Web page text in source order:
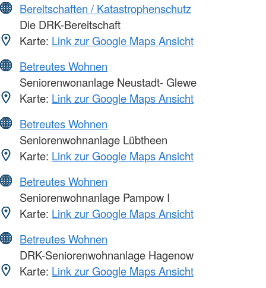
Bereitschaften / Katastrophenschutz
Die DRK-Bereitschaft
Karte: Link zur Google Maps Ansicht
Betreutes Wohnen
Seniorenwonanlage Neustadt- Glewe
Karte: Link zur Google Maps Ansicht
Betreutes Wohnen
Seniorenwohnanlage Lübtheen
Karte: Link zur Google Maps Ansicht
Betreutes Wohnen
Seniorenwohnanlage Pampow I
Karte: Link zur Google Maps Ansicht
Betreutes Wohnen
DRK-Seniorenwohnanlage Hagenow
Karte: Link zur Google Maps Ansicht